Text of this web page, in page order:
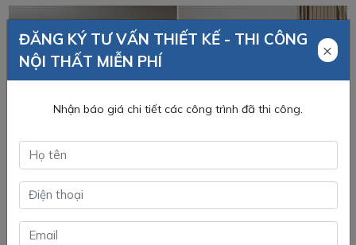
ĐĂNG KÝ TƯ VẤN THIẾT KẾ - THI CÔNG
NỘI THẤT MIỄN PHÍ
×
Nhận báo giá chi tiết các công trình đã thi công.